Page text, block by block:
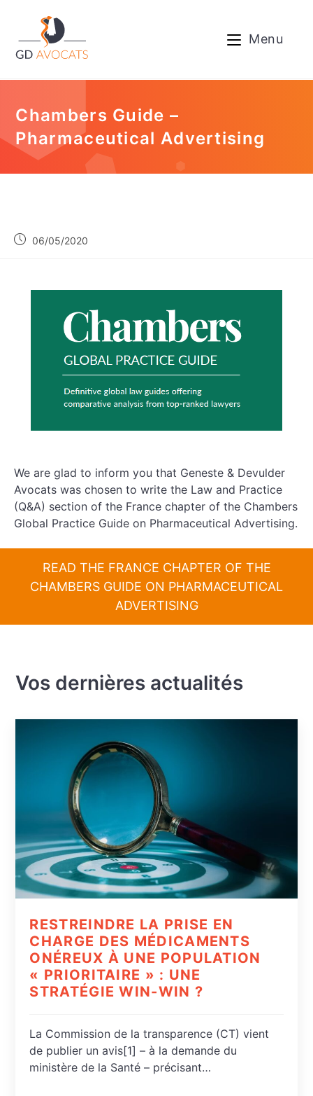
Menu
Chambers Guide –
Pharmaceutical Advertising
06/05/2020
We are glad to inform you that Geneste & Devulder
Avocats was chosen to write the Law and Practice
(Q&A) section of the France chapter of the Chambers
Global Practice Guide on Pharmaceutical Advertising.
READ THE FRANCE CHAPTER OF THE
CHAMBERS GUIDE ON PHARMACEUTICAL
ADVERTISING
Vos dernières actualités
RESTREINDRE LA PRISE EN
CHARGE DES MÉDICAMENTS
ONÉREUX À UNE POPULATION
« PRIORITAIRE » : UNE
STRATÉGIE WIN-WIN ?
La Commission de la transparence (CT) vient
de publier un avis[1] – à la demande du
ministère de la Santé – précisant…